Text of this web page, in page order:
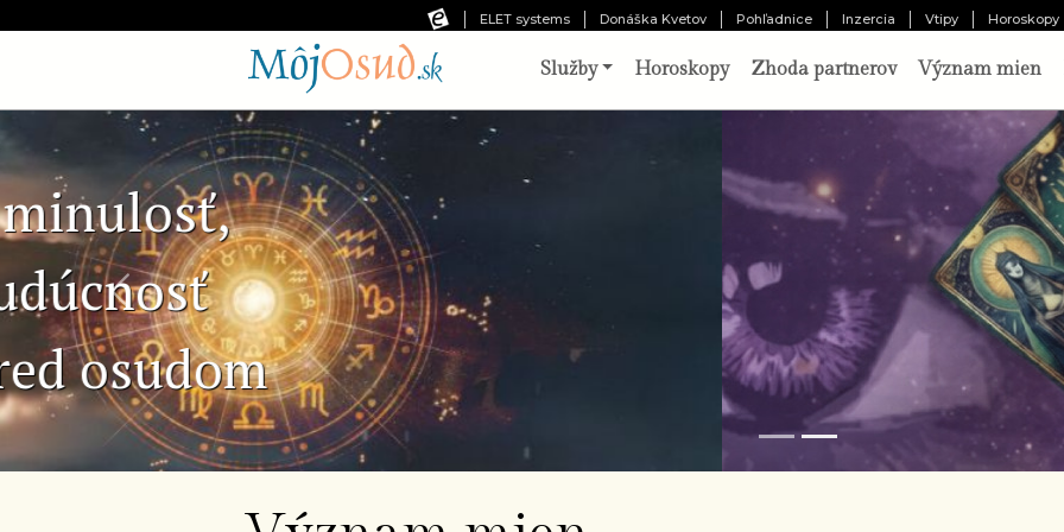
ELET systems Donáška Kvetov Pohľadnice Inzercia Vtipy Horoskopy
Služby Horoskopy Zhoda partnerov Význam mien
Čo vám pripravil osud?
Nechajte tri karty prehovoriť o vašej minulosti,
prítomnosti a budúcnosti. Výklad pripravený
Odhaliť
Predchádzajúca snímka